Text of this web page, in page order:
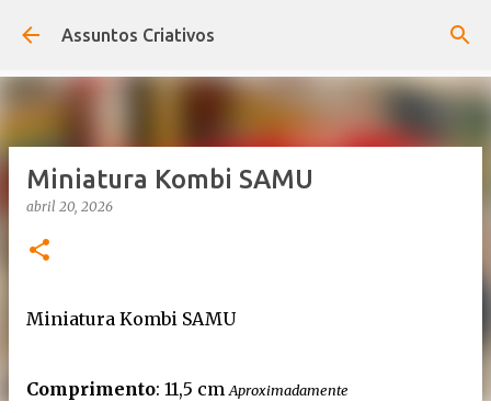
Pular para o conteúdo principal
Assuntos Criativos
Miniatura Kombi SAMU
abril 20, 2026
Miniatura Kombi SAMU
Comprimento: 11,5 cmAproximadamente